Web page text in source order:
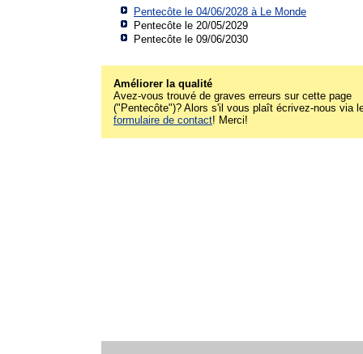
Pentecôte le 04/06/2028 à
Le Monde
Pentecôte le 20/05/2029
Pentecôte le 09/06/2030
Améliorer la qualité
Avez-vous trouvé de graves erreurs sur cette page
("Pentecôte")? Alors s'il vous plaît écrivez-nous via
formulaire de contact! Merci!